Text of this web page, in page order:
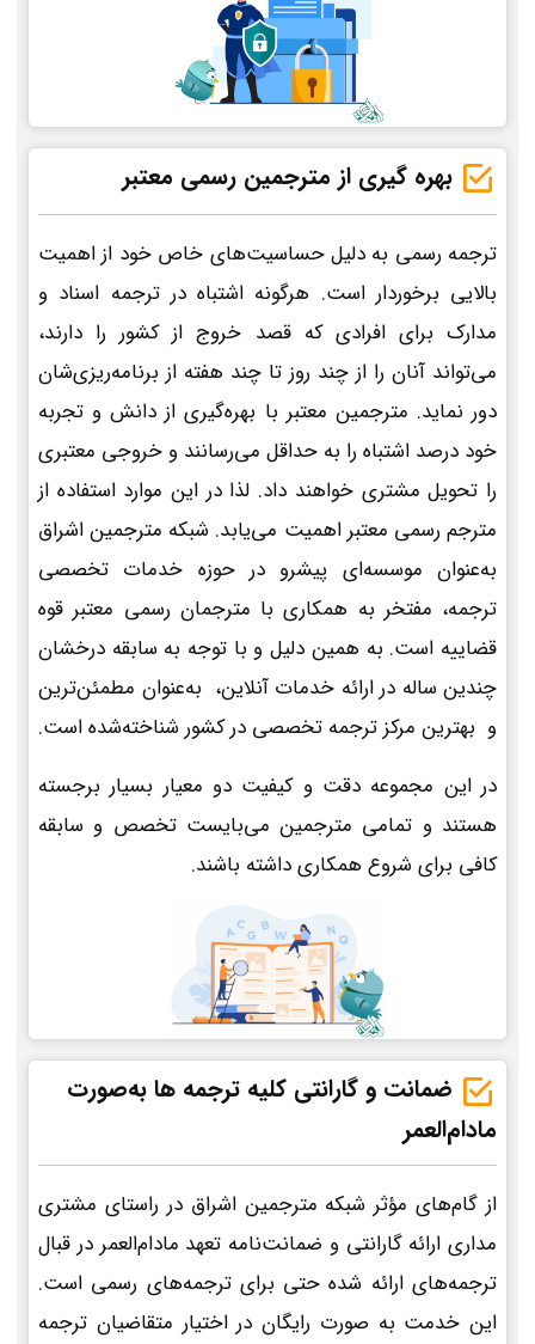
بهره گیری از مترجمین رسمی معتبر
ترجمه رسمی به دلیل حساسیت‌های خاص خود از اهمیت
بالایی برخوردار است. هرگونه اشتباه در ترجمه اسناد و
مدارک برای افرادی که قصد خروج از کشور را دارند،
می‌تواند آنان را از چند روز تا چند هفته از برنامه‌ریزی‌شان
دور نماید. مترجمین معتبر با بهره‌گیری از دانش و تجربه
خود درصد اشتباه را به حداقل می‌رسانند و خروجی معتبری
را تحویل مشتری خواهند داد. لذا در این موارد استفاده از
مترجم رسمی معتبر اهمیت می‌یابد. شبکه مترجمین اشراق
به‌عنوان موسسه‌ای پیشرو در حوزه خدمات تخصصی
ترجمه، مفتخر به همکاری با مترجمان رسمی معتبر قوه
قضاییه است. به همین دلیل و با توجه به سابقه درخشان
چندین ساله در ارائه خدمات آنلاین، به‌عنوان مطمئن‌ترین
و بهترین مرکز ترجمه تخصصی در کشور شناخته‌شده است.
در این مجموعه دقت و کیفیت دو معیار بسیار برجسته
هستند و تمامی مترجمین می‌بایست تخصص و سابقه
کافی برای شروع همکاری داشته باشند.
ضمانت و گارانتی کلیه ترجمه ها به‌صورت
مادام‌العمر
از گام‌های مؤثر شبکه مترجمین اشراق در راستای مشتری
مداری ارائه گارانتی و ضمانت‌نامه تعهد مادام‌العمر در قبال
ترجمه‌های ارائه شده حتی برای ترجمه‌های رسمی است.
این خدمت به صورت رایگان در اختیار متقاضیان ترجمه